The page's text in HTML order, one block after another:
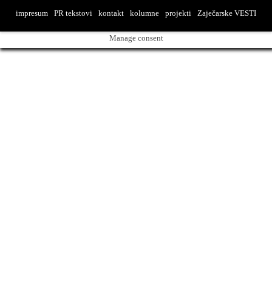
impresum
PR tekstovi kontakt kolumne projekti Zaječarske VESTI
Manage consent